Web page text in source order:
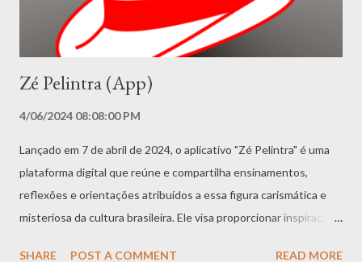
expressa de seus pais ou responsáveis legais, que assumem
integral responsabilidade pelo uso. ...
Zé Pelintra (App)
4/06/2024 08:08:00 PM
Lançado em 7 de abril de 2024, o aplicativo "Zé Pelintra" é uma
plataforma digital que reúne e compartilha ensinamentos,
reflexões e orientações atribuídos a essa figura carismática e
misteriosa da cultura brasileira. Ele visa proporcionar inspiração,
SHARE POST A COMMENT READ MORE